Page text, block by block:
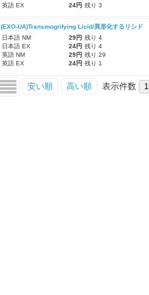
英語 EX
24円 残り 3
(EXO-UA)Transmogrifying Licid/異形化するリシド
日本語 NM
29円 残り 4
日本語 EX
24円 残り 4
英語 NM
29円 残り 29
英語 EX
24円 残り 1
安い順 高い順 表示件数